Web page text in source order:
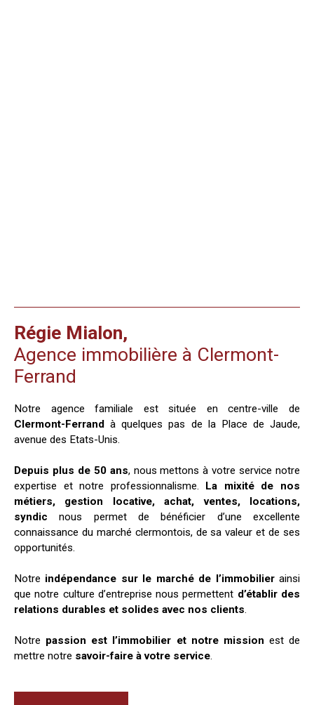
Régie Mialon,
Agence immobilière à Clermont-
Ferrand
Notre agence familiale est située en centre-ville de
Clermont-Ferrand à quelques pas de la Place de Jaude,
avenue des Etats-Unis.
Depuis plus de 50 ans, nous mettons à votre service notre
expertise et notre professionnalisme. La mixité de nos
métiers, gestion locative, achat, ventes, locations,
syndic nous permet de bénéficier d’une excellente
connaissance du marché clermontois, de sa valeur et de ses
opportunités.
Notre indépendance sur le marché de l’immobilierainsi
que notre culture d’entreprise nous permettent d’établir des
relations durables et solides avec nos clients.
Notre passion est l’immobilier et notre mission est de
mettre notre savoir-faire à votre service.